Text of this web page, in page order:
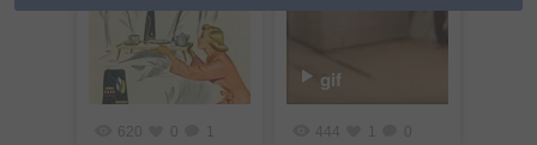
620
gif